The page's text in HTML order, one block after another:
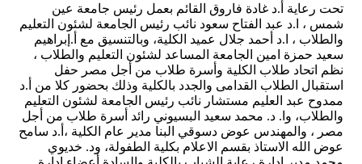
تحت رعاية أ.د غادة فاروق القائم بعمل رئيس جامعة عين
شمس ، ا.د عبد الفتاح سعود نائب رئيس الجامعة لشئون التعليم
والطلاب ، ا.د أحمد جلال عميد الكلية، وبالتنسيق مع أ.إبراهيم
سعيد حمزة امين الجامعة المساعد لشئون التعليم والطلاب ،
نظم اتحاد طلاب الكلية وأسرة طلاب من أجل مصر حفل
استقبال الطلاب القدامى والجدد بالكلية وذلك بحضور كلا من أ.د
ممدوح عبد العليم مستشار نائب رئيس الجامعة لشئون التعليم
والطلاب، وا. د. محمد سعيد البسيوني رائد أسرة طلاب من أجل
مصر ، والمهندس عوض دسوقي البنا مدير عام الكلية ،أ.د سامح
عوض الله الاستاذ بقسم الاعلام بكلية الطفولة، ود. خديوي